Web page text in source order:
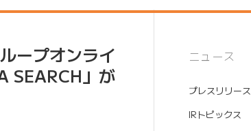
ープオンライ
SEARCH」が
ニュース
プレスリリース
IRトピックス